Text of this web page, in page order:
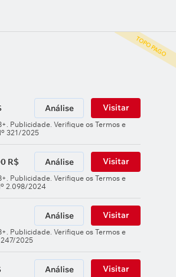
TOPO PAGO
Análise Visitar
Publicidade. Verifique os Termos e
321/2025
R$ Análise Visitar
Publicidade. Verifique os Termos e
2.098/2024
Análise Visitar
Publicidade. Verifique os Termos e
2025
Análise Visitar